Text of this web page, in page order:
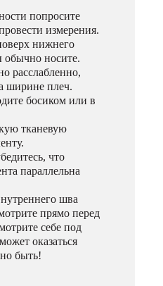
попросите
измерения.
нижнего
обычно носите.
расслабленно,
ширине плеч.
босиком или в
тканевую
что
параллельна
шва
прямо перед
себе под
оказаться
быть!